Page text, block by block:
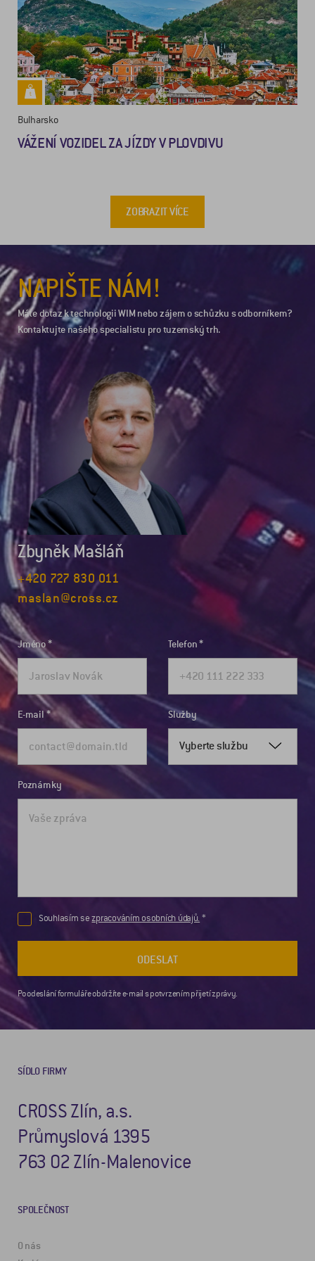
Bulharsko
VÁŽENÍ VOZIDEL ZA JÍZDY V PLOVDIVU
ZOBRAZIT VÍCE
NAPIŠTE NÁM!
Máte dotaz k technologii WIM nebo zájem o schůzku s odborníkem?
Kontaktujte našeho specialistu pro tuzemský trh.
Zbyněk Mašláň
+420 727 830 011
maslan@cross.cz
Jméno Telefon
E-mail Služby
Vyberte službu
Poznámky
Souhlasím sezpracováním osobních údajů.
ODESLAT
Po odeslání formuláře obdržíte e-mail s potvrzením přijetí zprávy.
SÍDLO FIRMY
CROSS Zlín, a.s.
Průmyslová 1395
763 02 Zlín-Malenovice
SPOLEČNOST
O nás